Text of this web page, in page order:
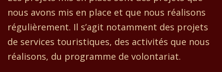
nous avons mis en place et que nous réalisons
régulièrement. Il s’agit notamment des projets
de services touristiques, des activités que nous
réalisons, du programme de volontariat.